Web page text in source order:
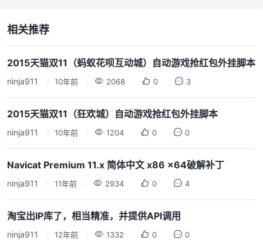
相关推荐
2015天猫双11（蚂蚁花呗互动城）自动游戏抢红包外挂脚本
ninja911 10年前 2068 0 3
2015天猫双11（狂欢城）自动游戏抢红包外挂脚本
ninja911 10年前 1204 0 0
Navicat Premium 11.x 简体中文 x86 x64破解补丁
ninja911 11年前 2934 0 4
淘宝出IP库了，相当精准，并提供API调用
ninja911 12年前 1332 0 0